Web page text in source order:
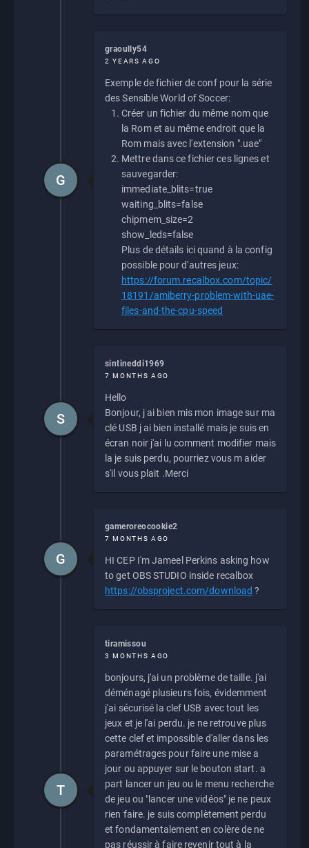
graoully54
2 YEARS AGO
Exemple de fichier de conf pour la série
des Sensible World of Soccer:
Créer un fichier du même nom que
la Rom et au même endroit que la
Rom mais avec l'extension ".uae"
Mettre dans ce fichier ces lignes et
sauvegarder:
immediate_blits=true
waiting_blits=false
chipmem_size=2
show_leds=false
Plus de détails ici quand à la config
possible pour d'autres jeux:
https://forum.recalbox.com/topic/
18191/amiberry-problem-with-uae-
files-and-the-cpu-speed
G
sintineddi1969
7 MONTHS AGO
Hello
Bonjour, j ai bien mis mon image sur ma
clé USB j ai bien installé mais je suis en
écran noir j'ai lu comment modifier mais
la je suis perdu, pourriez vous m aider
s'il vous plait .Merci
S
gameroreocookie2
7 MONTHS AGO
HI CEP I'm Jameel Perkins asking how
to get OBS STUDIO inside recalbox
https://obsproject.com/download ?
G
tiramissou
3 MONTHS AGO
bonjours, j'ai un problème de taille. j'ai
déménagé plusieurs fois, évidemment
j'ai sécurisé la clef USB avec tout les
jeux et je l'ai perdu. je ne retrouve plus
cette clef et impossible d'aller dans les
paramétrages pour faire une mise a
jour ou appuyer sur le bouton start. a
part lancer un jeu ou le menu recherche
de jeu ou "lancer une vidéos" je ne peux
rien faire. je suis complètement perdu
et fondamentalement en colère de ne
pas réussir à faire revenir tout à la
T